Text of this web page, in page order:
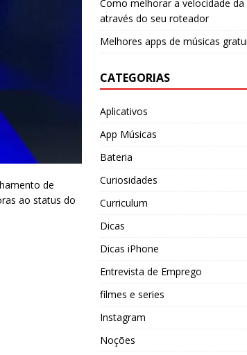
de
ao status do
Como melhorar a velocidade
através do seu roteador
Melhores apps de músicas
CATEGORIAS
Aplicativos
App Músicas
Bateria
Curiosidades
Curriculum
Dicas
Dicas iPhone
Entrevista de Emprego
filmes e series
Instagram
Noções